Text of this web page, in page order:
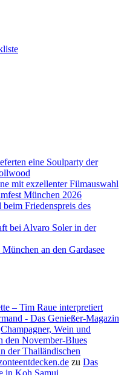
eine Soulparty der
mit exzellenter Filmauswahl
München 2026
Friedenspreis des
bei Alvaro Soler in der
an den Gardasee
– Tim Raue interpretiert
- Das Genießer-Magazin
Champagner, Wein und
den November-Blues
der Thailändischen
zu Das